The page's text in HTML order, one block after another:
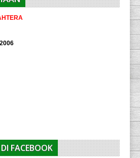
FACEBOOK